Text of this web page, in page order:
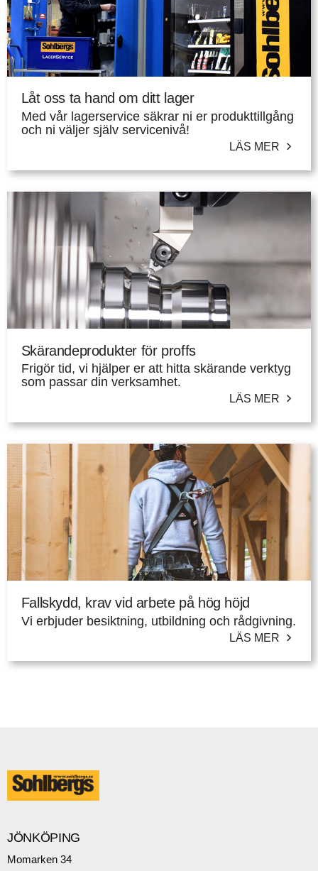
Låt oss ta hand om ditt lager
Med vår lagerservice säkrar ni er produkttillgång
och ni väljer själv servicenivå!
LÄS MER
Skärandeprodukter för proffs
Frigör tid, vi hjälper er att hitta skärande verktyg
som passar din verksamhet.
LÄS MER
Fallskydd, krav vid arbete på hög höjd
Vi erbjuder besiktning, utbildning och rådgivning.
LÄS MER
JÖNKÖPING
Momarken 34